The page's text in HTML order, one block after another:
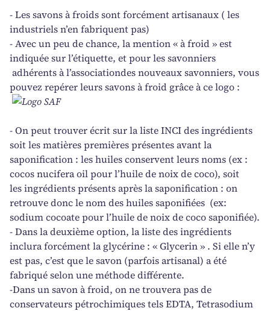
- Les savons à froids sont forcément artisanaux ( les
industriels n’en fabriquent pas)
- Avec un peu de chance, la mention « à froid » est
indiquée sur l’étiquette, et pour les savonniers
adhérents à l’associationdes nouveaux savonniers, vous
pouvez repérer leurs savons à froid grâce à ce logo :
- On peut trouver écrit sur la liste INCI des ingrédients
soit les matières premières présentes avant la
saponification : les huiles conservent leurs noms (ex :
cocos nucifera oil pour l’huile de noix de coco), soit
les ingrédients présents après la saponification : on
retrouve donc le nom des huiles saponifiées (ex:
sodium cocoate pour l’huile de noix de coco saponifiée).
- Dans la deuxième option, la liste des ingrédients
inclura forcément la glycérine : « Glycerin » . Si elle n’y
est pas, c’est que le savon (parfois artisanal) a été
fabriqué selon une méthode différente.
-Dans un savon à froid, on ne trouvera pas de
conservateurs pétrochimiques tels EDTA, Tetrasodium